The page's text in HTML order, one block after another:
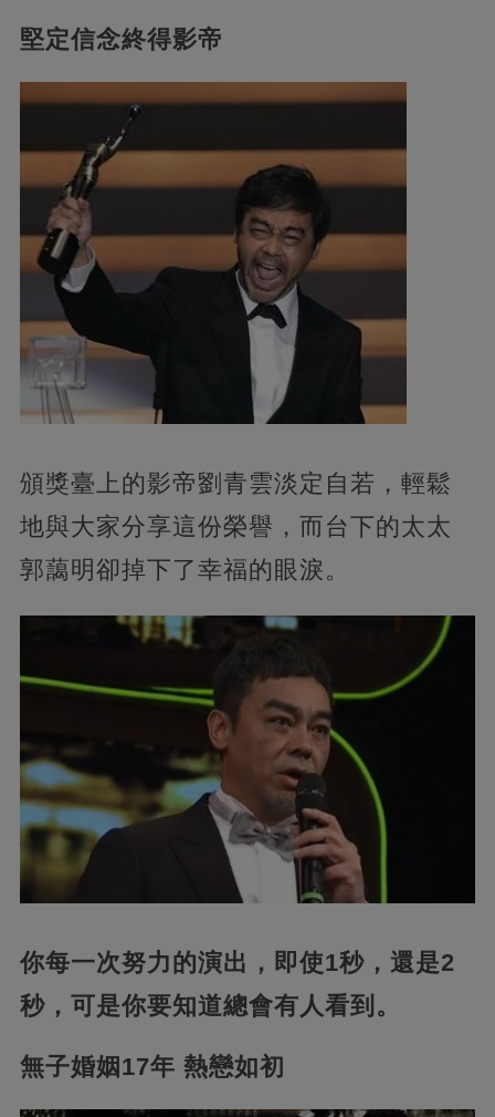
堅定信念終得影帝
頒獎臺上的影帝劉青雲淡定自若，輕鬆
地與大家分享這份榮譽，而台下的太太
郭藹明卻掉下了幸福的眼淚。
你每一次努力的演出，即使1秒，還是2
秒，可是你要知道總會有人看到。
無子婚姻17年 熱戀如初